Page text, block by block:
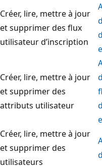
Créer, lire, mettre à jour
et supprimer des flux
utilisateur d’inscription
Créer, lire, mettre à jour
et supprimer des
attributs utilisateur
Créer, lire, mettre à jour
et supprimer des
utilisateurs